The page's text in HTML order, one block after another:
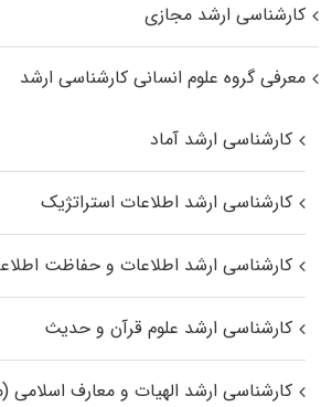
کارشناسی ارشد مجازی
معرفی گروه علوم انسانی کارشناسی ارشد
کارشناسی ارشد آماد
کارشناسی ارشد اطلاعات استراتژیک
کارشناسی ارشد اطلاعات و حفاظت
کارشناسی ارشد علوم قرآن و حدیث
کارشناسی ارشد الهیات و معارف